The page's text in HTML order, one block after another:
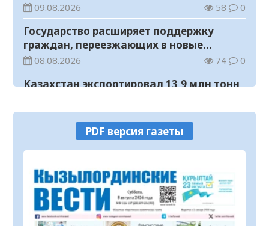
09.08.2026 58 0
Государство расширяет поддержку
граждан, переезжающих в новые
регионы для работы
08.08.2026 74 0
Казахстан экспортировал 13,9 млн тонн
08.08.2026 86 0
Новый стандарт доступной медпомощи:
более 1 млн казахстанцев получили
телемедицинские услуги
08.08.2026
550 иностранных граждан получили
образовательные гранты для обучения в
Казахстане
08.08.2026 98
PDF версия газеты